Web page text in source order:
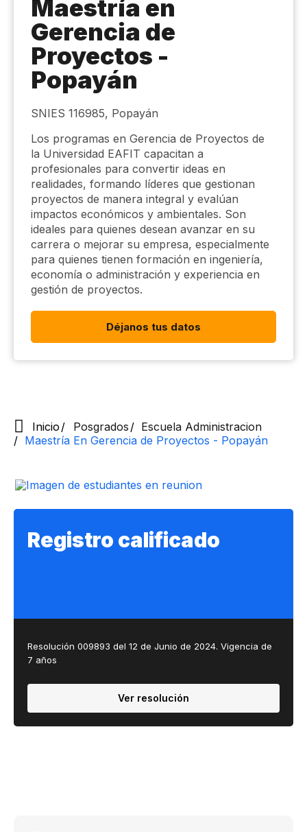
Maestría en
Gerencia de
Proyectos -
Popayán
SNIES 116985, Popayán
Los programas en Gerencia de Proyectos de
la Universidad EAFIT capacitan a
profesionales para convertir ideas en
realidades, formando líderes que gestionan
proyectos de manera integral y evalúan
impactos económicos y ambientales. Son
ideales para quienes desean avanzar en su
carrera o mejorar su empresa, especialmente
para quienes tienen formación en ingeniería,
economía o administración y experiencia en
gestión de proyectos.
Déjanos tus datos
Inicio Posgrados
Escuela Administracion
Maestría En Gerencia de Proyectos - Popayán
Registro calificado
Resolución 009893 del 12 de Junio de 2024. Vigencia de
7 años
Ver resolución